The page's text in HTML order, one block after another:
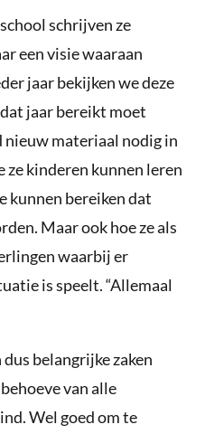
schrijven ze
een visie waaraan
jaar bekijken we deze
jaar bereikt moet
materiaal nodig in
ze kinderen kunnen leren
kunnen bereiken dat
Maar ook hoe ze als
waarbij er
is speelt. “Allemaal
belangrijke zaken
van alle
Wel goed om te